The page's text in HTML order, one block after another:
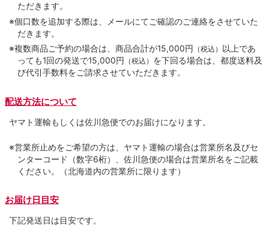
ただきます。
※個口数を追加する際は、メールにてご確認のご連絡をさせていた
だきます。
※複数商品ご予約の場合は、商品合計が15,000円 （税込） 以上であ
っても1回の発送で15,000円 （税込） を下回る場合は、都度送料及
び代引手数料をご請求させていただきます。
配送方法について
ヤマト運輸もしくは佐川急便でのお届けになります。
※営業所止めをご希望の方は、ヤマト運輸の場合は営業所名及びセ
ンターコード（数字6桁）、佐川急便の場合は営業所名をご記載
ください。（北海道内の営業所に限ります）
お届け日目安
下記発送日は目安です。